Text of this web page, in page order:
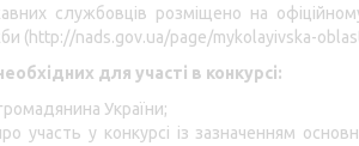
службовців розміщено на
(http://nads.gov.ua/page/mykolayivska-
для участі в конкурсі:
України;
участь у конкурсі із зазначенням